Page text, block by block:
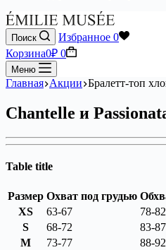
Поиск Избранное 0
Корзина0₽ 0
Меню
Главная Акции Бралетт-топ
Chantelle и
Table title
Размер Охват под грудью
XS
63-67
78-82
S
68-72
83-87
M
73-77 88-92